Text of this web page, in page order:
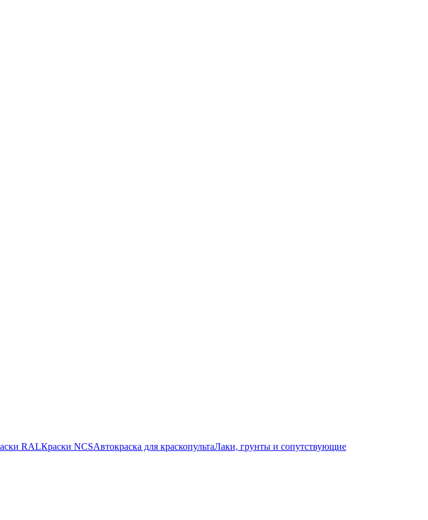
RALКраски NCSАвтокраска для краскопультаЛаки, грунты и сопутствующие